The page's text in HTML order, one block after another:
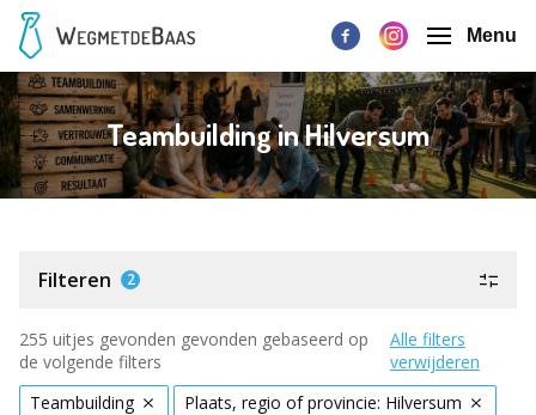
Menu
Teambuilding in Hilversum
Filteren 2
255 uitjes gevonden gevonden gebaseerd op
de volgende filters
Alle filters
verwijderen
Teambuilding
Plaats, regio of provincie: Hilversum